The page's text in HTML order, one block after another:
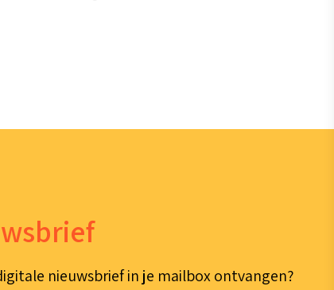
nieuwsbrief in je mailbox ontvangen?